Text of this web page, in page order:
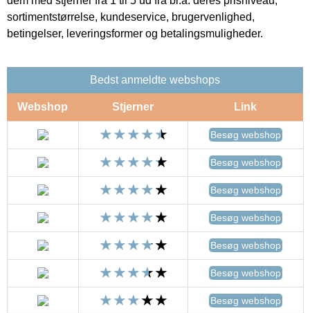
sortimentstørrelse, kundeservice, brugervenlighed,
betingelser, leveringsformer og betalingsmuligheder.
Bedst anmeldte webshops
Webshop Stjerner Link
Besøg webshop
Besøg webshop
Besøg webshop
Besøg webshop
Besøg webshop
Besøg webshop
Besøg webshop